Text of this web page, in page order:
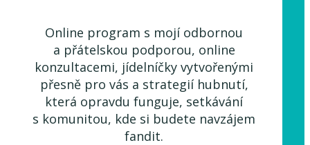
Online program s mojí odbornou
a přátelskou podporou, online
konzultacemi, jídelníčky vytvořenými
přesně pro vás a strategií hubnutí,
která opravdu funguje, setkávání
s komunitou, kde si budete navzájem
fandit.